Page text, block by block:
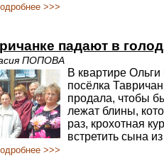
>>>
падают в
ПОПОВА
В квартире
посёлка
продала, чтобы
лежат блины,
раз, крохотная
встретить сына
>>>